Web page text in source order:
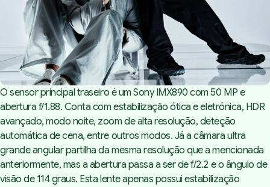
O sensor principal traseiro é um Sony IMX890 com 50 MP e
abertura f/1.88. Conta com estabilização ótica e eletrónica, HDR
avançado, modo noite, zoom de alta resolução, deteção
automática de cena, entre outros modos. Já a câmara ultra
grande angular partilha da mesma resolução que a mencionada
anteriormente, mas a abertura passa a ser de f/2.2 e o ângulo de
visão de 114 graus. Esta lente apenas possui estabilização